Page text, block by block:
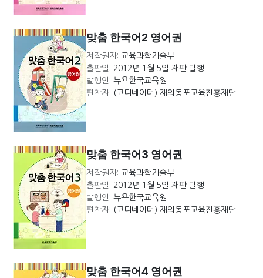
맞춤 한국어2 영어권
저작권자: 교육과학기술부
출판일: 2012년 1월 5일 재판 발행
발행인: 뉴욕한국교육원
편찬자: (코디네이터) 재외동포교육진흥재단
맞춤 한국어3 영어권
저작권자: 교육과학기술부
출판일: 2012년 1월 5일 재판 발행
발행인: 뉴욕한국교육원
편찬자: (코디네이터) 재외동포교육진흥재단
맞춤 한국어4 영어권